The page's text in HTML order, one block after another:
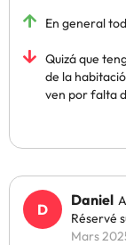
En general
Quizá que
de la
ven por falta
Daniel
Réservé
Mars